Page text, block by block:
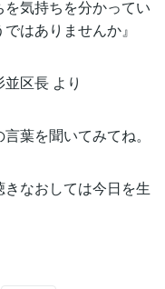
気持ちを分かってい
はありませんか』
区長 より
葉を聞いてみてね。
なおしては今日を生